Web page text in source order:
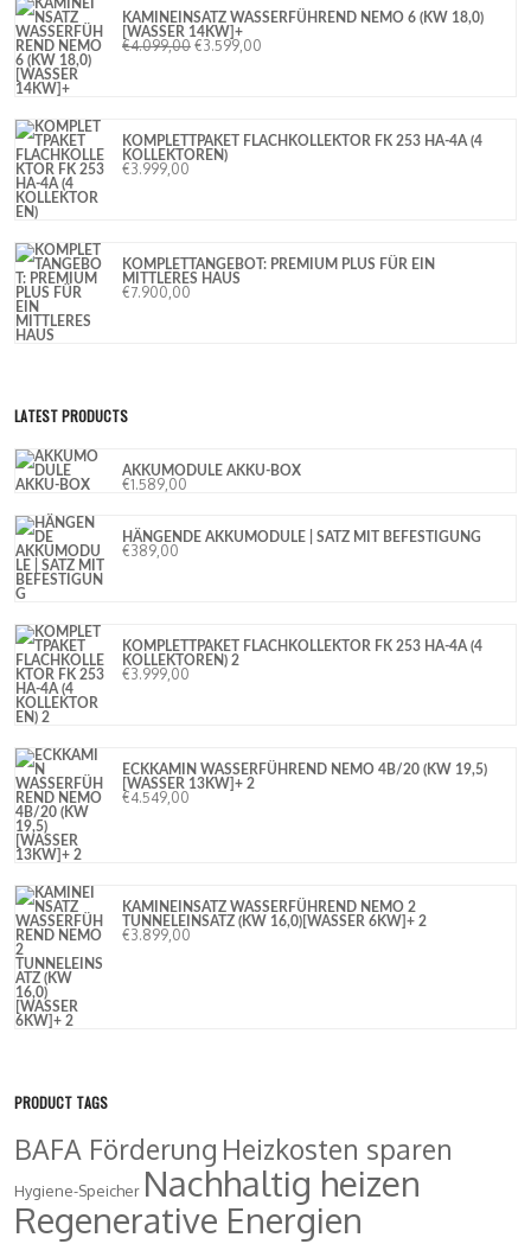
KAMINEINSATZ WASSERFÜHREND NEMO 6 (KW 18,0)
[WASSER 14KW]+
€4.099,00 €3.599,00
KOMPLETTPAKET FLACHKOLLEKTOR FK 253 HA-4A (4
KOLLEKTOREN)
€3.999,00
KOMPLETTANGEBOT: PREMIUM PLUS FÜR EIN
MITTLERES HAUS
€7.900,00
LATEST PRODUCTS
AKKUMODULE AKKU-BOX
€1.589,00
HÄNGENDE AKKUMODULE | SATZ MIT BEFESTIGUNG
€389,00
KOMPLETTPAKET FLACHKOLLEKTOR FK 253 HA-4A (4
KOLLEKTOREN) 2
€3.999,00
ECKKAMIN WASSERFÜHREND NEMO 4B/20 (KW 19,5)
[WASSER 13KW]+ 2
€4.549,00
KAMINEINSATZ WASSERFÜHREND NEMO 2
TUNNELEINSATZ (KW 16,0)[WASSER 6KW]+ 2
€3.899,00
PRODUCT TAGS
BAFA Förderung Heizkosten sparen
Hygiene-Speicher Nachhaltig heizen
Regenerative Energien